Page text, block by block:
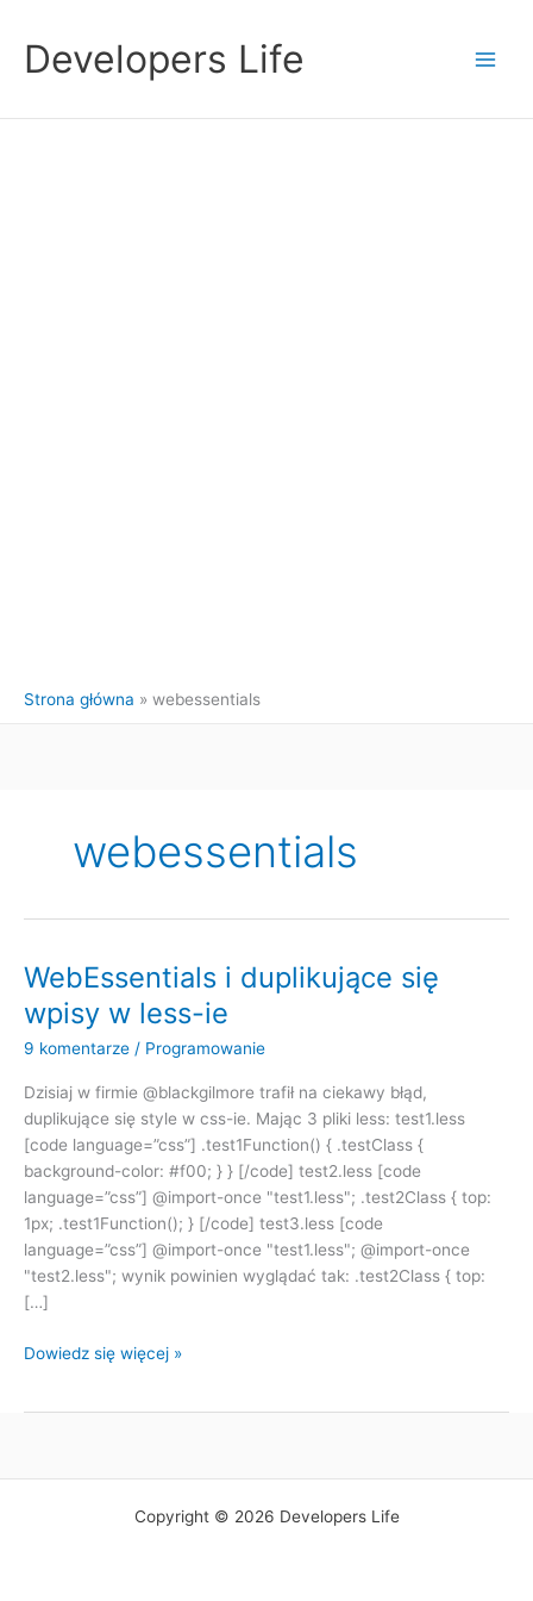
treściDevelopers Life
Strona główna webessentials
webessentials
WebEssentials i duplikujące się
wpisy w less-ie
9 komentarze / Programowanie
Dzisiaj w firmie @blackgilmore trafił na ciekawy błąd,
duplikujące się style w css-ie. Mając 3 pliki less: test1.less
[code language=”css”] .test1Function() { .testClass {
background-color: #f00; } } [/code] test2.less [code
language=”css”] @import-once "test1.less"; .test2Class { top:
1px; .test1Function(); } [/code] test3.less [code
language=”css”] @import-once "test1.less"; @import-once
"test2.less"; wynik powinien wyglądać tak: .test2Class { top:
[…]
WebEssentials
w
Dowiedz się więcej »
Copyright © 2026 Developers Life